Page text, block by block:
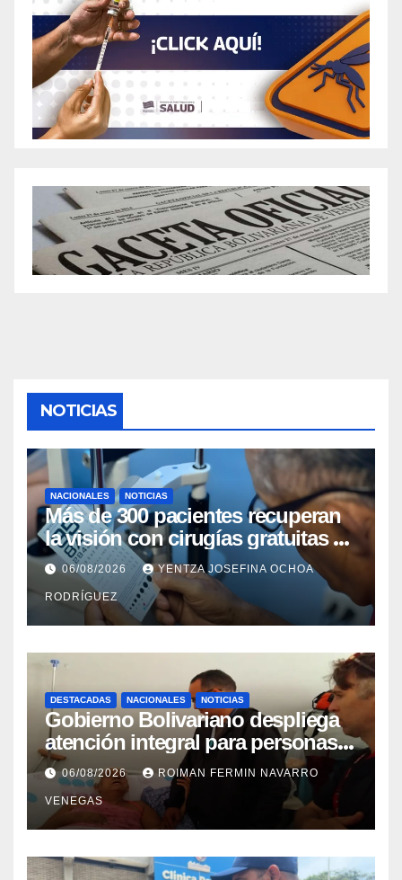
NOTICIAS
NACIONALES NOTICIAS
Más de 300 pacientes recuperan
la visión con cirugías gratuitas de
cataratas en Zulia
06/08/2026 YENTZA JOSEFINA OCHOA
RODRÍGUEZ
DESTACADAS NACIONALES NOTICIAS
Gobierno Bolivariano despliega
atención integral para personas
con discapacidad en
campamentos de La Guaira
06/08/2026 ROIMAN FERMIN NAVARRO
VENEGAS